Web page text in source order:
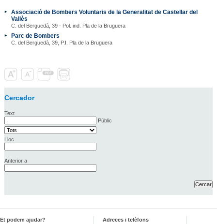
Associació de Bombers Voluntaris de la Generalitat de Castellar del
Vallès
C. del Berguedà, 39 - Pol. ind. Pla de la Bruguera
Parc de Bombers
C. del Berguedà, 39, P.I. Pla de la Bruguera
Cercador
Text
Públic
Lloc
Anterior a
Et podem ajudar?
Adreces i telèfons